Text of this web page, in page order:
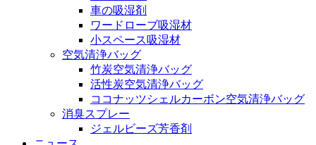
車の吸湿剤
ワードローブ吸湿材
小スペース吸湿材
空気清浄バッグ
竹炭空気清浄バッグ
活性炭空気清浄バッグ
ココナッツシェルカーボン空気清浄バッグ
消臭スプレー
ジェルビーズ芳香剤